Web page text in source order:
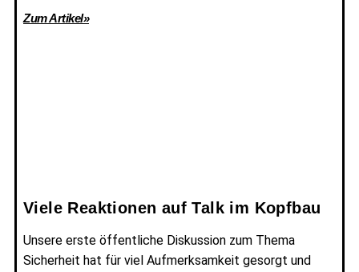
Zum Artikel»
Viele Reaktionen auf Talk im Kopfbau
Unsere erste öffentliche Diskussion zum Thema
Sicherheit hat für viel Aufmerksamkeit gesorgt und